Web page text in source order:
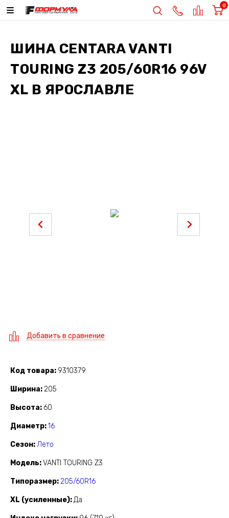
0
ШИНА CENTARA VANTI
TOURING Z3 205/60R16 96V
XL В ЯРОСЛАВЛЕ
Добавить в сравнение
Код товара 9310379
Ширина 205
Высота 60
Диаметр 16
Сезон Лето
Модель VANTI TOURING Z3
Типоразмер 205/60R16
XL (усиленные) Да